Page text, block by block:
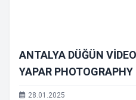
ANTALYA DÜĞÜN
YAPAR PHOTOGRAPHY
28.01.2025